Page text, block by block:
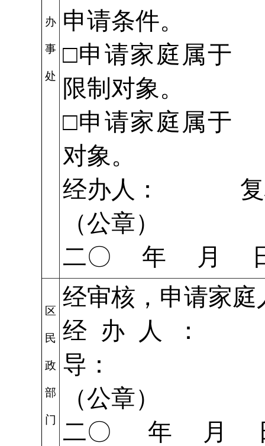
办
事
处
申请条件。
□申请
限制对象。
□申请
对象。
经办人：
（公章）
二〇 年 月
区
民
政
部
门
经审核，申请家
经办人
导：
（公章）
二〇 年 月